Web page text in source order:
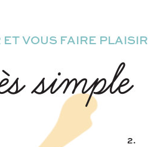
VOUS FAIRE PLAISIR
simple
2.